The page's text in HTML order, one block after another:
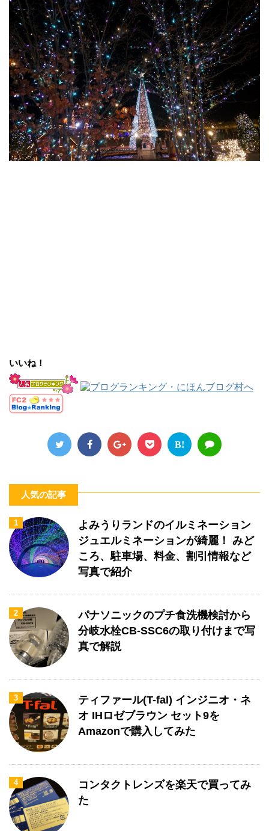
いいね！
B!
人気の記事
1
よみうりランドのイルミネーション
ジュエルミネーションが綺麗！ みど
ころ、駐車場、料金、割引情報など
写真で紹介
2
パナソニックのプチ食洗機検討から
分岐水栓CB-SSC6の取り付けまで写
真で解説
3
ティファール(T-fal) インジニオ・ネ
オ IHロゼブラウン セット9を
Amazonで購入してみた
4
コンタクトレンズを楽天で買ってみ
た